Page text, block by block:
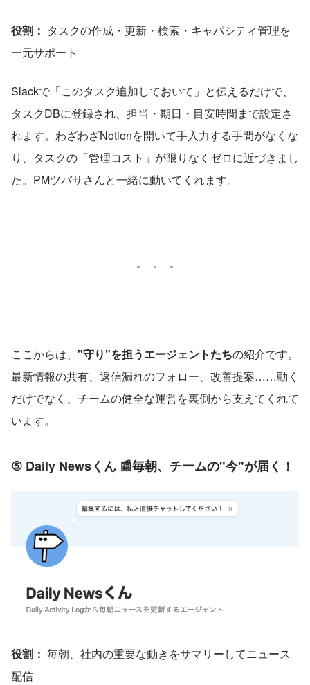
役割： タスクの作成・更新・検索・キャパシティ管理を
一元サポート
Slackで「このタスク追加しておいて」と伝えるだけで、
タスクDBに登録され、担当・期日・目安時間まで設定さ
れます。わざわざNotionを開いて手入力する手間がなくな
り、タスクの「管理コスト」が限りなくゼロに近づきまし
た。PMツバサさんと一緒に動いてくれます。
ここからは、 "守り"を担うエージェントたちの紹介です。
最新情報の共有、返信漏れのフォロー、改善提案……動く
だけでなく、チームの健全な運営を裏側から支えてくれて
います。
⑤ Daily Newsくん 📰毎朝、チームの"今"が届く！
役割： 毎朝、社内の重要な動きをサマリーしてニュース
配信